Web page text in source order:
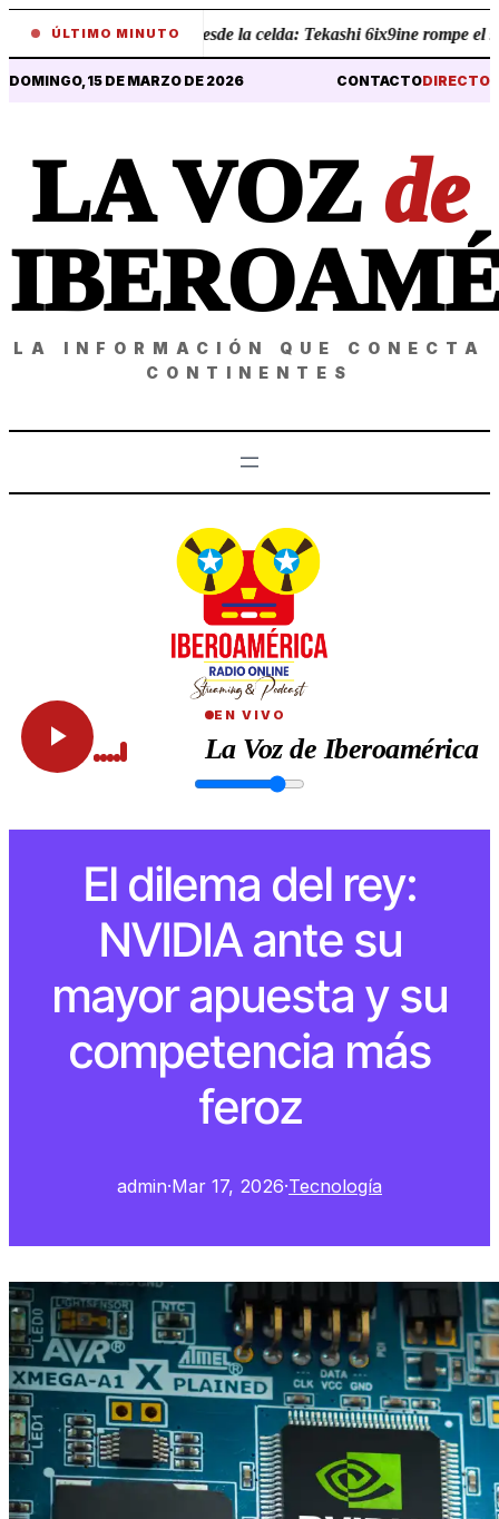
ÚLTIMO MINUTO
• Revelaciones desde la celda: Tekashi 6ix9ine rompe el
DOMINGO, 15 DE MARZO DE 2026 CONTACTODIRECTO
LA VOZ de
LA INFORMACIÓN QUE CONECTA
CONTINENTES
EN VIVO
La Voz de Iberoamérica
El dilema del rey:
NVIDIA ante su
mayor apuesta y su
competencia más
feroz
admin·Mar 17, 2026·Tecnología